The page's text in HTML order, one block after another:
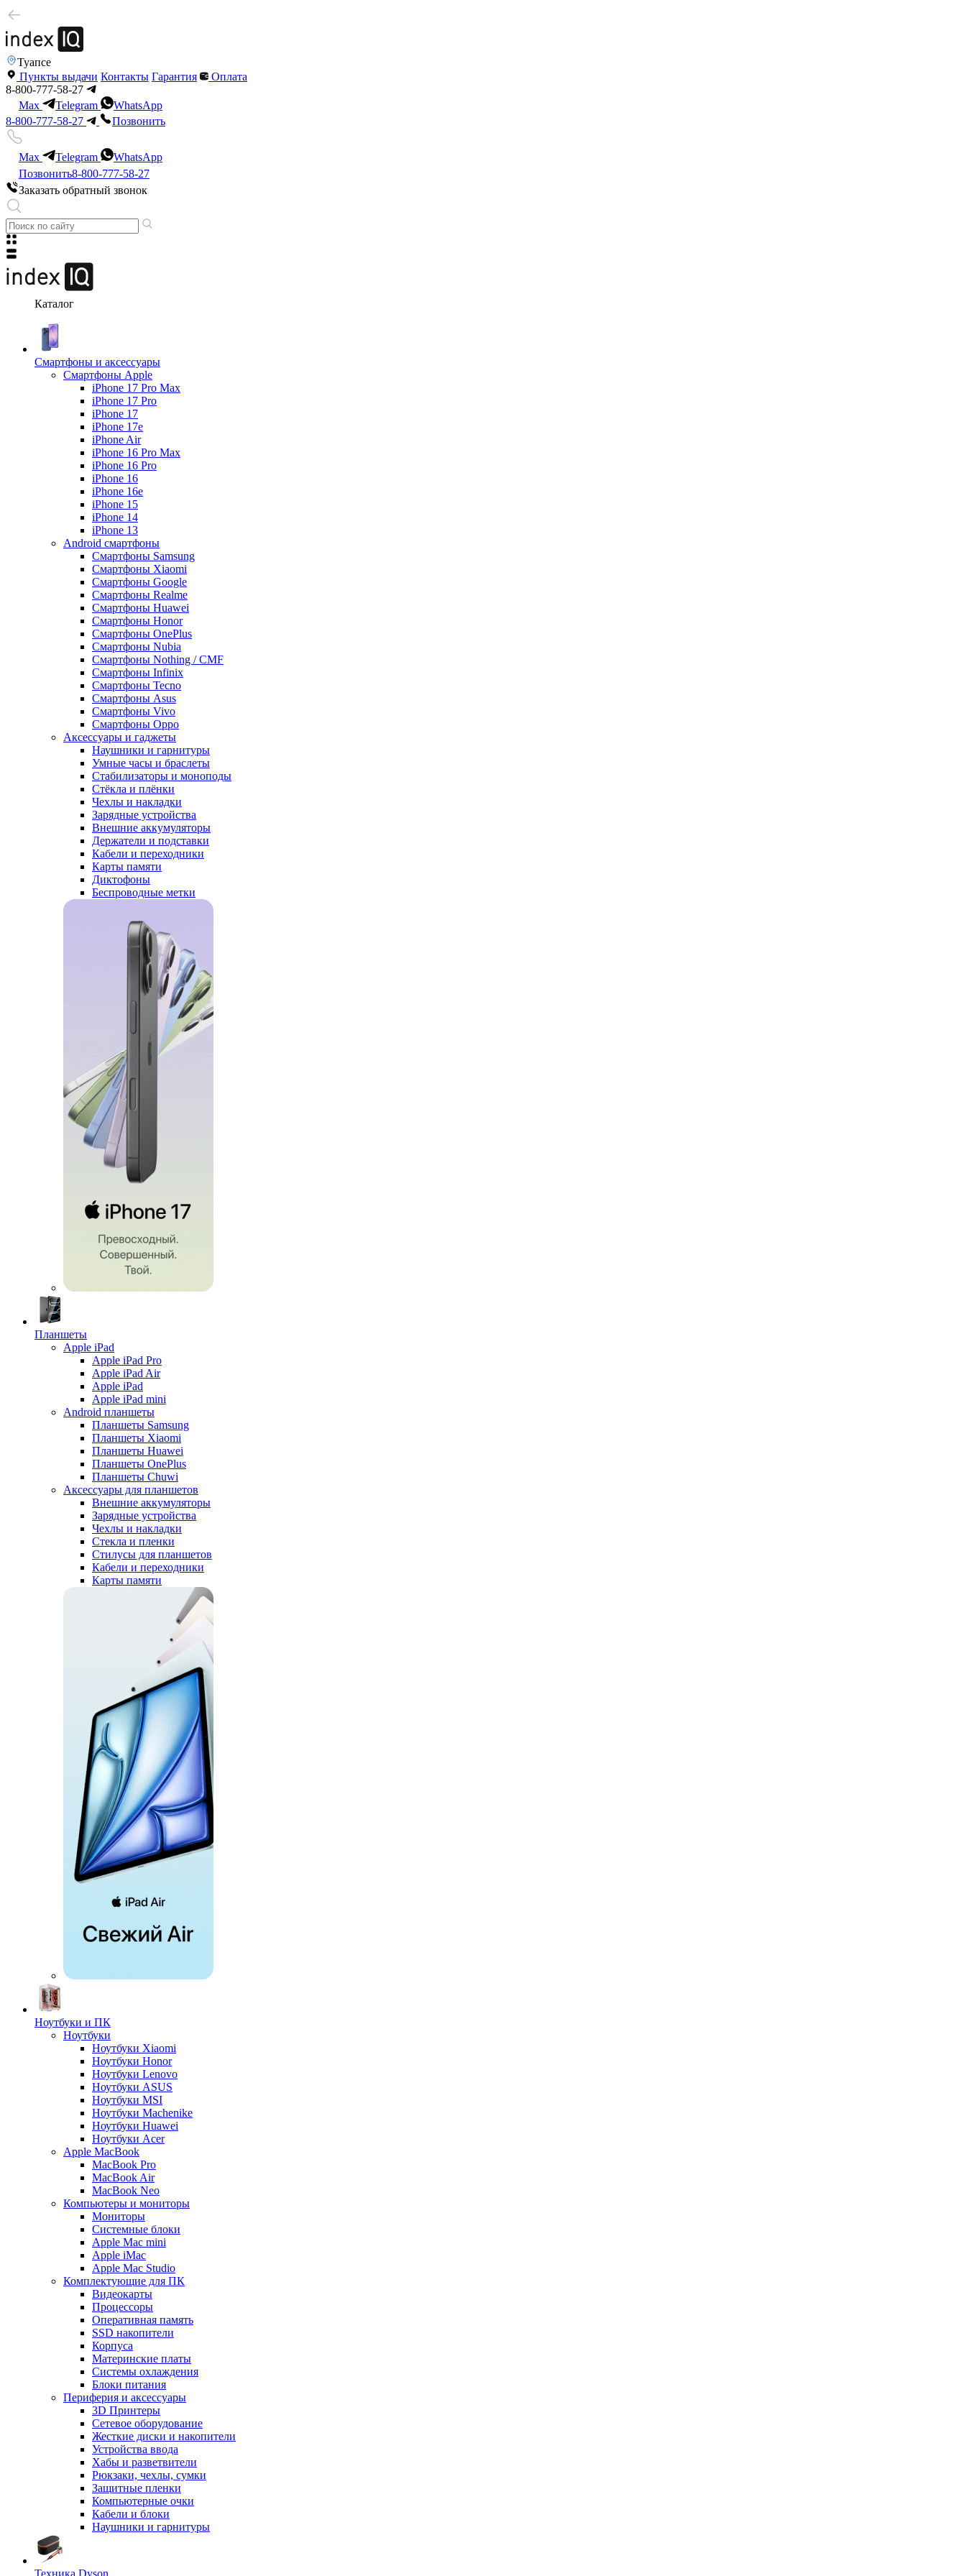
Туапсе
Пункты выдачи Контакты Гарантия
Оплата
8-800-777-58-27
Max
Telegram
WhatsApp
8-800-777-58-27
Позвонить
Max Telegram
WhatsApp
Позвонить8-800-777-58-27
Заказать обратный звонок
Каталог
Смартфоны и аксессуары
Смартфоны Apple
iPhone 17 Pro Max
iPhone 17 Pro
iPhone 17
iPhone 17e
iPhone Air
iPhone 16 Pro Max
iPhone 16 Pro
iPhone 16
iPhone 16e
iPhone 15
iPhone 14
iPhone 13
Android cмартфоны
Смартфоны Samsung
Смартфоны Xiaomi
Смартфоны Google
Смартфоны Realme
Смартфоны Huawei
Смартфоны Honor
Смартфоны OnePlus
Смартфоны Nubia
Смартфоны Nothing / CMF
Смартфоны Infinix
Смартфоны Tecno
Смартфоны Asus
Смартфоны Vivo
Смартфоны Oppo
Аксессуары и гаджеты
Наушники и гарнитуры
Умные часы и браслеты
Стабилизаторы и моноподы
Стёкла и плёнки
Чехлы и накладки
Зарядные устройства
Внешние аккумуляторы
Держатели и подставки
Кабели и переходники
Карты памяти
Диктофоны
Беспроводные метки
Планшеты
Apple iPad
Apple iPad Pro
Apple iPad Air
Apple iPad
Apple iPad mini
Android планшеты
Планшеты Samsung
Планшеты Xiaomi
Планшеты Huawei
Планшеты OnePlus
Планшеты Chuwi
Аксессуары для планшетов
Внешние аккумуляторы
Зарядные устройства
Чехлы и накладки
Стекла и пленки
Стилусы для планшетов
Кабели и переходники
Карты памяти
Ноутбуки и ПК
Ноутбуки
Ноутбуки Xiaomi
Ноутбуки Honor
Ноутбуки Lenovo
Ноутбуки ASUS
Ноутбуки MSI
Ноутбуки Machenike
Ноутбуки Huawei
Ноутбуки Acer
Apple MacBook
MacBook Pro
MacBook Air
MacBook Neo
Компьютеры и мониторы
Мониторы
Системные блоки
Apple Mac mini
Apple iMac
Apple Mac Studio
Комплектующие для ПК
Видеокарты
Процессоры
Оперативная память
SSD накопители
Корпуса
Материнские платы
Системы охлаждения
Блоки питания
Периферия и аксессуары
3D Принтеры
Сетевое оборудование
Жесткие диски и накопители
Устройства ввода
Хабы и разветвители
Рюкзаки, чехлы, сумки
Защитные пленки
Компьютерные очки
Кабели и блоки
Наушники и гарнитуры
Техника Dyson